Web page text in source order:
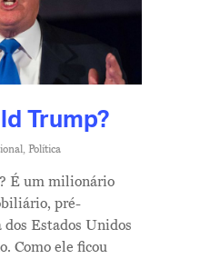
Trump?
, Política
É um milionário
pré-
Estados Unidos
Como ele ficou